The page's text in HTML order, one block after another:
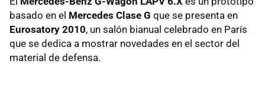
basado en el Mercedes Clase G que se presenta en
Eurosatory 2010, un salón bianual celebrado en París
que se dedica a mostrar novedades en el sector del
material de defensa.